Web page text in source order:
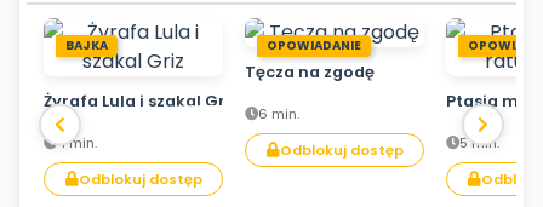
BAJKA
Żyrafa Lula i szakal Griz
4 min.
Odblokuj dostęp
OPOWIADANIE
Tęcza na zgodę
6 min.
Odblokuj dostęp
Ptasia
5 min.